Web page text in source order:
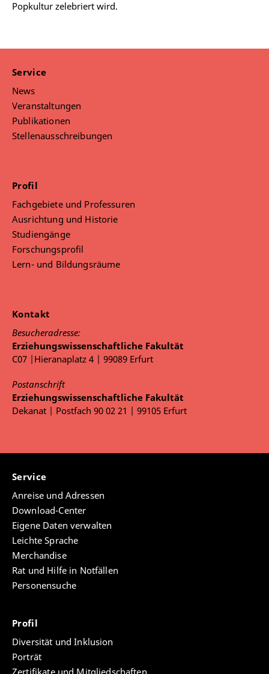
Popkultur zelebriert wird.
Service
News
Veranstaltungen
Publikationen
Stellenausschreibungen
Profil
Fachgebiete und Professuren
Ausrichtung und Historie
Studiengänge
Forschungsprofil
Lern- und Bildungsräume
Kontakt
Besucheradresse:
Erziehungswissenschaftliche Fakultät
C07 |Hieranaplatz 4 | 99089 Erfurt
Postanschrift
Erziehungswissenschaftliche Fakultät
Dekanat | Postfach 90 02 21 | 99105 Erfurt
Service
Anreise und Adressen
Download-Center
Eigene Daten verwalten
Leichte Sprache
Merchandise
Rat und Hilfe in Notfällen
Personensuche
Profil
Diversität und Inklusion
Porträt